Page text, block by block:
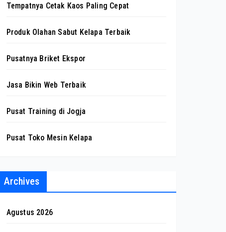
Tempatnya Cetak Kaos Paling Cepat
Produk Olahan Sabut Kelapa Terbaik
Pusatnya Briket Ekspor
Jasa Bikin Web Terbaik
Pusat Training di Jogja
Pusat Toko Mesin Kelapa
Archives
Agustus 2026